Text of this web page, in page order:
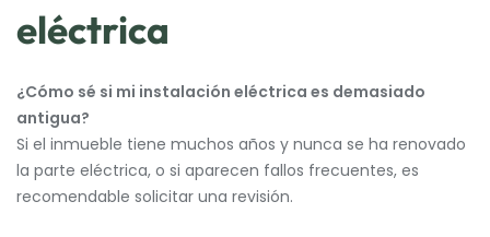
eléctrica
¿Cómo sé si mi instalación eléctrica es demasiado
antigua?
Si el inmueble tiene muchos años y nunca se ha renovado
la parte eléctrica, o si aparecen fallos frecuentes, es
recomendable solicitar una revisión.